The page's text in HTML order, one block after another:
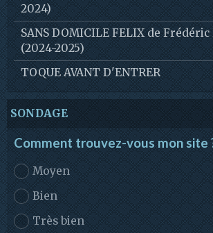
2024)
SANS DOMICILE FELIX de Frédéric
(2024-2025)
TOQUE AVANT D'ENTRER
SONDAGE
Comment trouvez-vous mon site
Moyen
Bien
Très bien